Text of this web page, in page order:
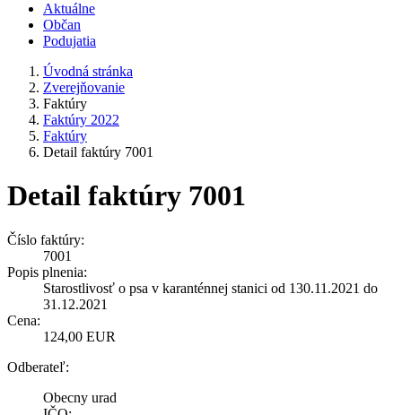
Aktuálne
Občan
Podujatia
Úvodná stránka
Zverejňovanie
Faktúry
Faktúry 2022
Faktúry
Detail faktúry 7001
Detail faktúry 7001
Číslo faktúry:
7001
Popis plnenia:
Starostlivosť o psa v karanténnej stanici od 130.11.2021 do
31.12.2021
Cena:
124,00 EUR
Odberateľ:
Obecny urad